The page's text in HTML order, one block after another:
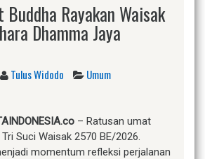
Buddha Rayakan Waisak
Dhamma Jaya
Tulus Widodo
Umum
– Ratusan umat
Suci Waisak 2570 BE/2026.
momentum refleksi perjalanan